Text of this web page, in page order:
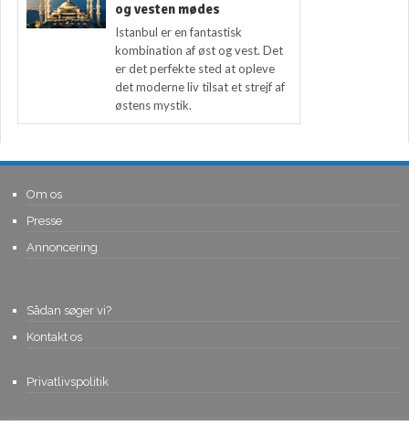
og vesten mødes
Istanbul er en fantastisk
kombination af øst og vest. Det
er det perfekte sted at opleve
det moderne liv tilsat et strejf af
østens mystik.
Om os
Presse
Annoncering
Sådan søger vi?
Kontakt os
Privatlivspolitik